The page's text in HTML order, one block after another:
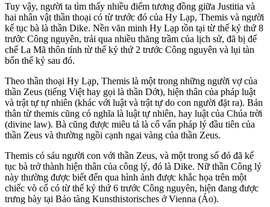
Tuy vậy, người ta tìm thấy nhiều điểm tương đồng giữa Justitia và
hai nhân vật thần thoại có từ trước đó của Hy Lạp, Themis và người
kế tục bà là thần Dike. Nền văn minh Hy Lạp tồn tại từ thế kỷ thứ 8
trước Công nguyên, trải qua nhiều thăng trầm của lịch sử, đã bị đế
chế La Mã thôn tính từ thế kỷ thứ 2 trước Công nguyên và lụi tàn
bốn thế kỷ sau đó.
Theo thần thoại Hy Lạp, Themis là một trong những người vợ của
thần Zeus (tiếng Việt hay gọi là thần Dớt), hiện thân của pháp luật
và trật tự tự nhiên (khác với luật và trật tự do con người đặt ra). Bản
thân từ themis cũng có nghĩa là luật tự nhiên, hay luật của Chúa trời
(divine law). Bà cũng được miêu tả là cố vấn pháp lý đầu tiên của
thần Zeus và thường ngồi cạnh ngai vàng của thần Zeus.
Themis có sáu người con với thần Zeus, và một trong số đó đã kế
tục bà trở thành hiện thân của công lý, đó là Dike. Nữ thần Công lý
này thường được biết đến qua hình ảnh được khắc họa trên một
chiếc vò cổ có từ thế kỷ thứ 6 trước Công nguyên, hiện đang được
trưng bày tại Bảo tàng Kunsthistorisches ở Vienna (Áo).